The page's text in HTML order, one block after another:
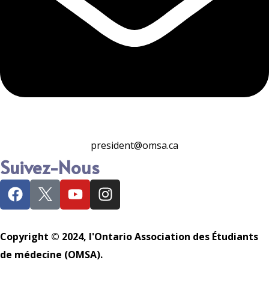
president@omsa.ca
Suivez-Nous
Copyright © 2024, l'Ontario Association des Étudiants
de médecine (OMSA).